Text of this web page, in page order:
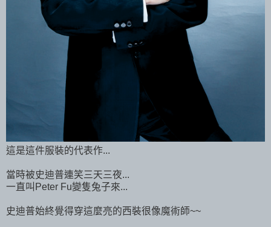
這是這件服裝的代表作...
當時被史迪普連笑三天三夜...
一直叫Peter Fu變隻兔子來...
史迪普始終覺得穿這麼亮的西裝很像魔術師~~